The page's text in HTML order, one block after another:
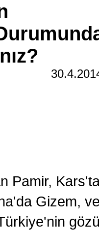
Pamir,
Gizem,